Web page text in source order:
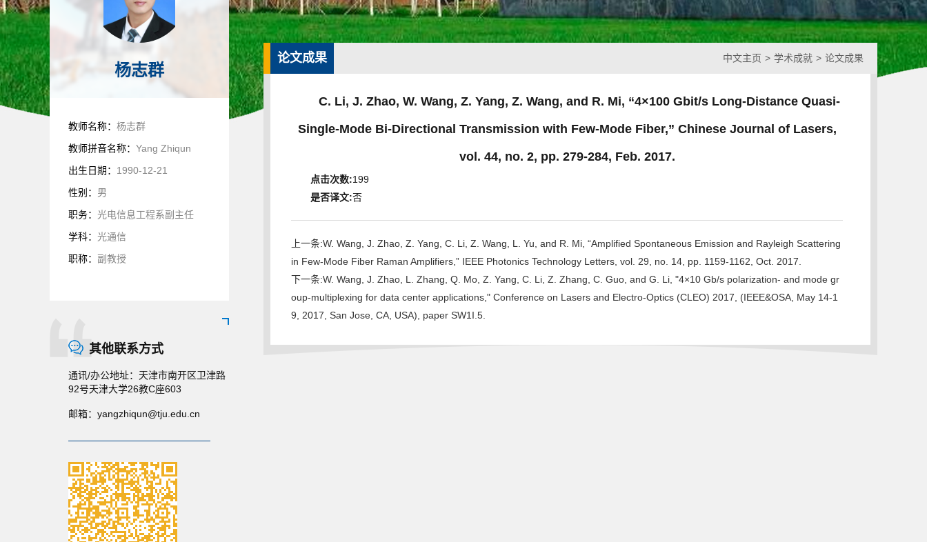
杨志群
教师名称： 杨志群
教师拼音名称： Yang Zhiqun
出生日期： 1990-12-21
性别： 男
职务： 光电信息工程系副主任
学科： 光通信
职称： 副教授
其他联系方式
通讯/办公地址： 天津市南开区卫津路
92号天津大学26教C座603
邮箱： yangzhiqun@tju.edu.cn
论文成果 中文主页 > 学术成就 > 论文成果
C. Li, J. Zhao, W. Wang, Z. Yang, Z. Wang, and R. Mi, “4×100 Gbit/s Long-Distance Quasi-
Single-Mode Bi-Directional Transmission with Few-Mode Fiber,” Chinese Journal of Lasers,
vol. 44, no. 2, pp. 279-284, Feb. 2017.
点击次数:199
是否译文:否
上一条:W. Wang, J. Zhao, Z. Yang, C. Li, Z. Wang, L. Yu, and R. Mi, “Amplified Spontaneous Emission and Rayleigh Scattering
in Few-Mode Fiber Raman Amplifiers,” IEEE Photonics Technology Letters, vol. 29, no. 14, pp. 1159-1162, Oct. 2017.
下一条:W. Wang, J. Zhao, L. Zhang, Q. Mo, Z. Yang, C. Li, Z. Zhang, C. Guo, and G. Li, "4×10 Gb/s polarization- and mode gr
oup-multiplexing for data center applications," Conference on Lasers and Electro-Optics (CLEO) 2017, (IEEE&OSA, May 14-1
9, 2017, San Jose, CA, USA), paper SW1I.5.